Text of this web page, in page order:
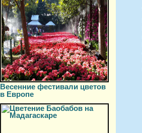
Весенние фестивали цветов
в Европе